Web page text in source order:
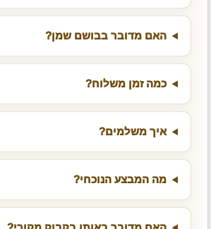
האם מדובר בבושם שמן?
כמה זמן משלוח?
איך משלמים?
מה המבצע הנוכחי?